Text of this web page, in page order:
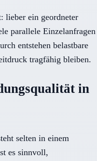
lieber ein geordneter
parallele Einzelanfragen
entstehen belastbare
tragfähig bleiben.
in
selten in einem
es sinnvoll,